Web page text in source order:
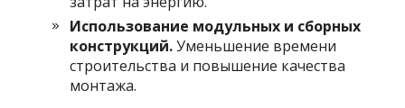
Использование модульных и сборных
конструкций.Уменьшение времени
строительства и повышение качества
монтажа.